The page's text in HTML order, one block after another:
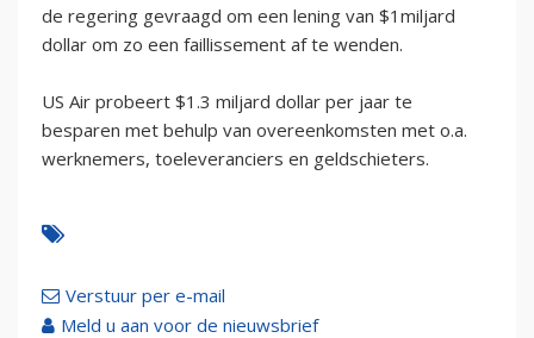
de regering gevraagd om een lening van $1miljard
dollar om zo een faillissement af te wenden.
US Air probeert $1.3 miljard dollar per jaar te
besparen met behulp van overeenkomsten met o.a.
werknemers, toeleveranciers en geldschieters.
Verstuur per e-mail
Meld u aan voor de nieuwsbrief